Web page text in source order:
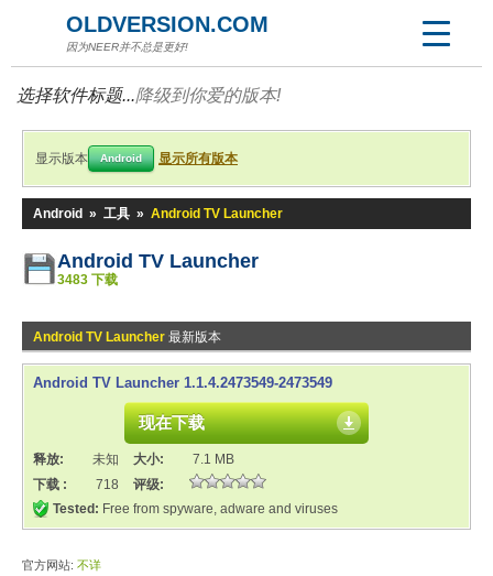
OLDVERSION.COM
因为NEER并不总是更好!
选择软件标题...降级到你爱的版本!
显示版本 Android 显示所有版本
Android » 工具 » Android TV Launcher
Android TV Launcher
3483 下载
Android TV Launcher 最新版本
Android TV Launcher 1.1.4.2473549-2473549
现在下载
释放: 未知 大小:
7.1 MB
下载 :
718
评级:
Tested: Free from spyware, adware and viruses
官方网站: 不详